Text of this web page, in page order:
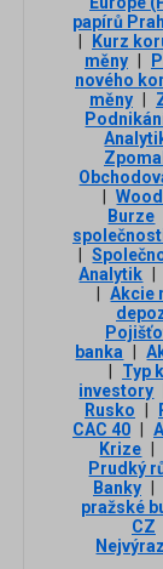
papírů
Kurz
měny
nového
měny
Burze
Analytik
Akcie
banka
Typ
investory
Rusko
CAC 40
Krize
Prudký
Banky
pražské
CZ